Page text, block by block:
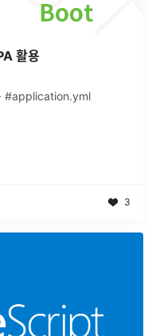
활용
#application.yml
3